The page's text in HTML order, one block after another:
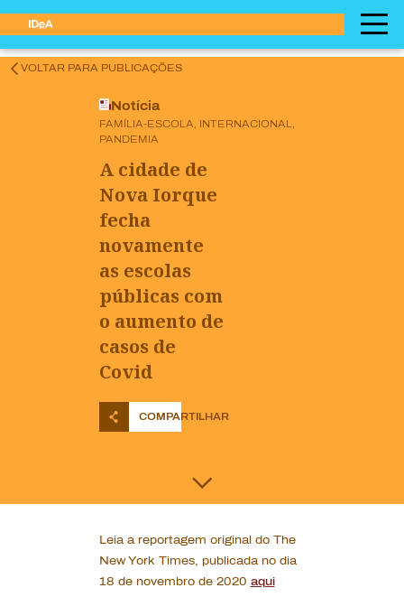
VOLTAR PARA PUBLICAÇÕES
Notícia
FAMÍLIA-ESCOLA, INTERNACIONAL,
PANDEMIA
A cidade de
Nova Iorque
fecha
novamente
as escolas
públicas com
o aumento de
casos de
Covid
COMPARTILHAR
Leia a reportagem original do The
New York Times, publicada no dia
18 de novembro de 2020 aqui